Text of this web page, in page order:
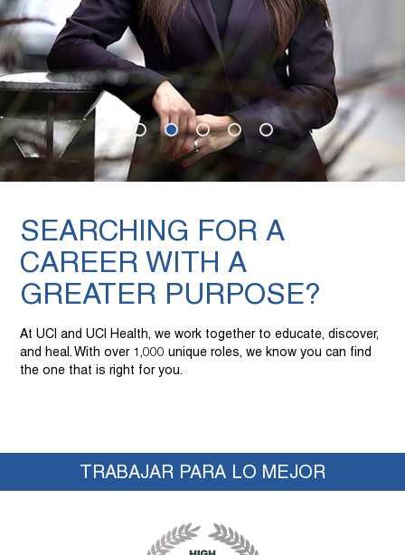
¿Ya ha presentado su solicitud? Compruebe el estado de
su solicitud.
SEARCHING FOR A
CAREER WITH A
GREATER PURPOSE?
At UCI and UCI Health, we work together to educate, discover,
and heal. With over 1,000 unique roles, we know you can find
the one that is right for you.
TRABAJAR PARA LO MEJOR